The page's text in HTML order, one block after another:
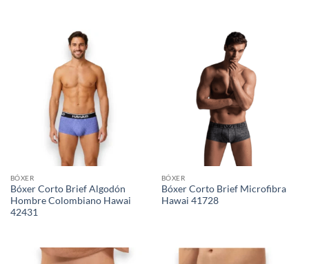
BÓXER
Bóxer Corto Brief Algodón
Hombre Colombiano Hawai
42431
BÓXER
Bóxer Corto Brief Microfibra
Hawai 41728